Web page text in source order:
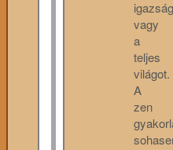
vagy
a
teljes
világot.
A
zen